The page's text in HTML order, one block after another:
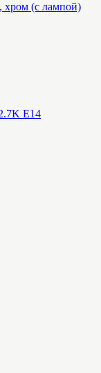
хром (с лампой)
E14